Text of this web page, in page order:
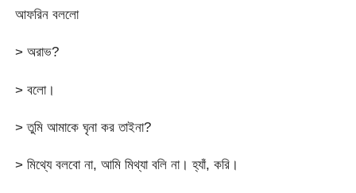
আফরিন বললো
> অরাভ?
> বলো।
> তুমি আমাকে ঘৃনা কর তাইনা?
> মিথ্যে বলবো না, আমি মিথ্যা বলি না। হ্যাঁ, করি।